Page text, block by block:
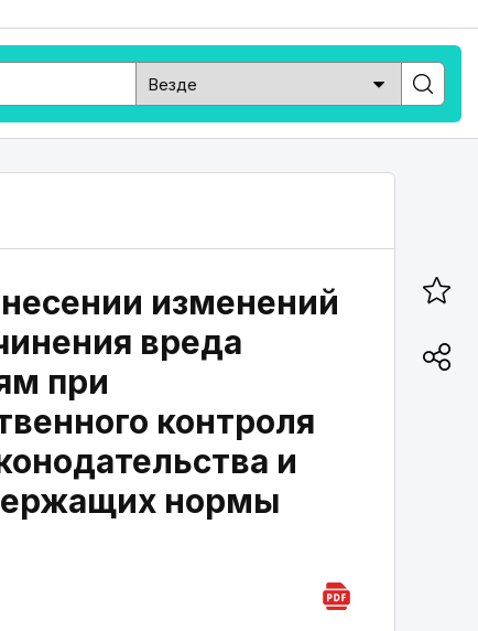
изменений
вреда
при
контроля
и
нормы